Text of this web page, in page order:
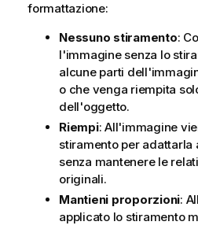
formattazione:
Nessuno stiramento:
l'immagine senza lo
alcune parti
o che venga riempita
dell'oggetto.
Riempi: All'immagine
stiramento per
senza mantenere le
originali.
Mantieni proporzioni:
applicato lo stiramento